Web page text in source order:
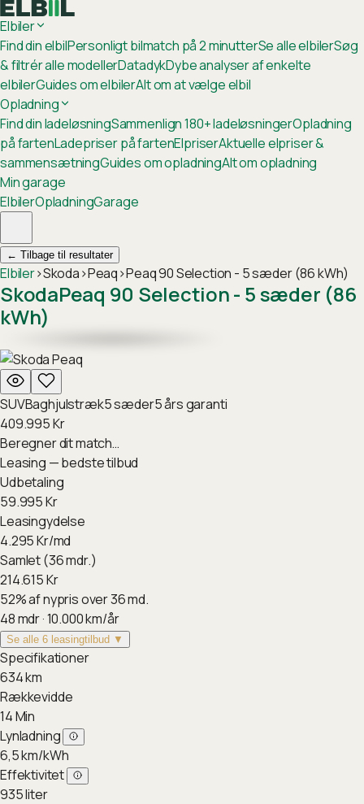
Elbiler
Find din elbilPersonligt bilmatch på 2 minutterSe alle elbilerSøg
& filtrér alle modellerDatadykDybe analyser af enkelte
elbilerGuides om elbilerAlt om at vælge elbil
Opladning
Find din ladeløsningSammenlign 180+ ladeløsningerOpladning
på fartenLadepriser på fartenElpriserAktuelle elpriser &
sammensætningGuides om opladningAlt om opladning
Min garage
ElbilerOpladningGarage
← Tilbage til resultater
Elbiler›Skoda›Peaq›Peaq 90 Selection - 5 sæder (86 kWh)
SkodaPeaq 90 Selection - 5 sæder (86
kWh)
SUVBaghjulstræk5sæder5års garanti
409.995Kr
Beregner dit match…
Leasing — bedste tilbud
Udbetaling
59.995Kr
Leasingydelse
4.295Kr/md
Samlet (36 mdr.)
214.615Kr
52%af nypris over 36 md.
48mdr ·10.000km/år
Se alle 6 leasingtilbud ▼
Specifikationer
634km
Rækkevidde
14Min
Lynladning
6,5km/kWh
Effektivitet
935liter